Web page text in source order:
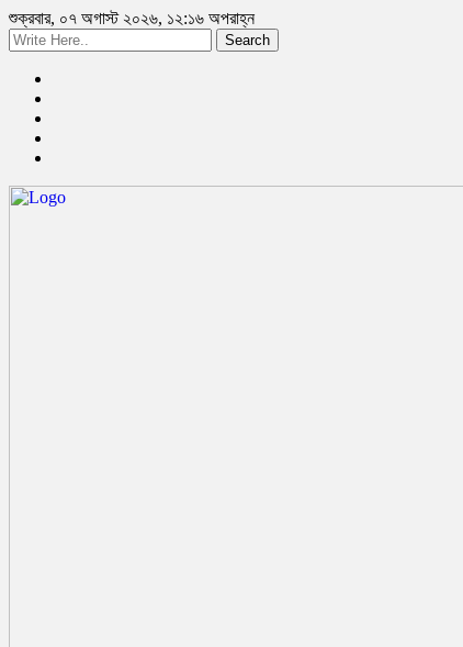
শুক্রবার, ০৭ অগাস্ট ২০২৬, ১২:১৬ অপরাহ্ন
Search